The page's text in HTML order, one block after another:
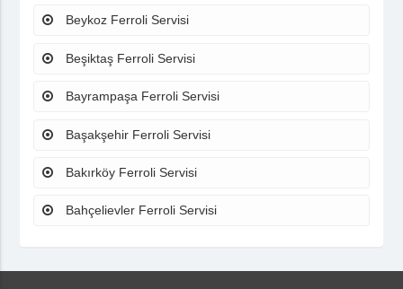
Beykoz Ferroli Servisi
Beşiktaş Ferroli Servisi
Bayrampaşa Ferroli Servisi
Başakşehir Ferroli Servisi
Bakırköy Ferroli Servisi
Bahçelievler Ferroli Servisi